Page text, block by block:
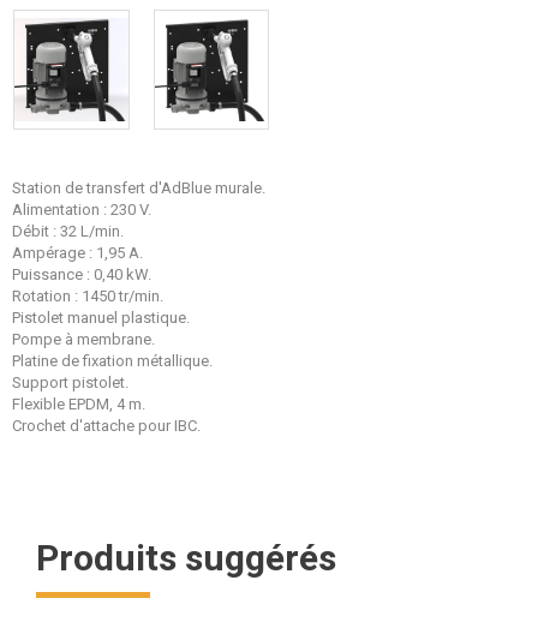
Station de transfert d'AdBlue murale.
Alimentation : 230 V.
Débit : 32 L/min.
Ampérage : 1,95 A.
Puissance : 0,40 kW.
Rotation : 1450 tr/min.
Pistolet manuel plastique.
Pompe à membrane.
Platine de fixation métallique.
Support pistolet.
Flexible EPDM, 4 m.
Crochet d'attache pour IBC.
Produits suggérés